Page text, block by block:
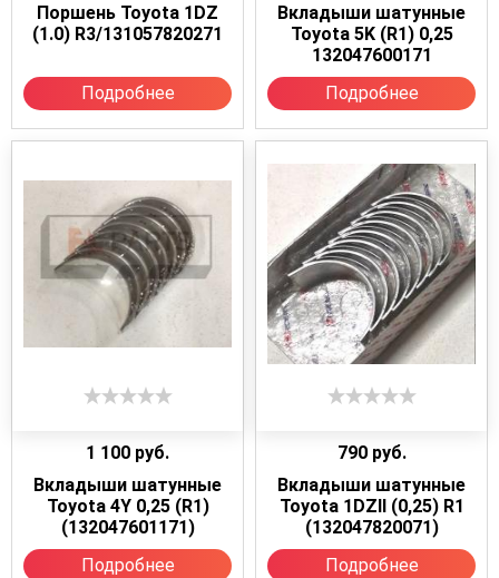
Поршень Toyota 1DZ
(1.0) R3/131057820271
Подробнее
Вкладыши шатунные
Toyota 5K (R1) 0,25
132047600171
Подробнее
1 100 руб.
Вкладыши шатунные
Toyota 4Y 0,25 (R1)
(132047601171)
Подробнее
790 руб.
Вкладыши шатунные
Toyota 1DZII (0,25) R1
(132047820071)
Подробнее